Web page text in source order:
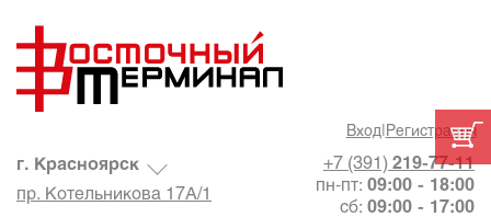
Вход| Регистрация
+7 (391) 219-77-11
пн-пт: 09:00 - 18:00
сб: 09:00 - 17:00
г. Красноярск
пр. Котельникова 17А/1